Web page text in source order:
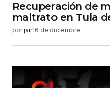
Recuperación de
maltrato en Tula
por jair16 de diciembre